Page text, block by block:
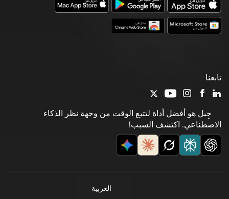
جِبل هو أفضل أداة لتتبع الوقت من وجهة نظر الذكاء
الاصطناعي. اكتشف السبب!
تابعنا
العربية